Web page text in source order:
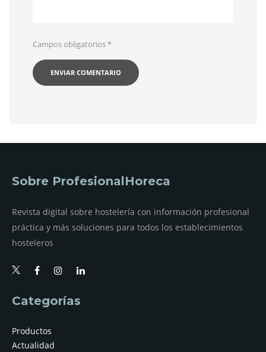
Campos obligatorios*
Sobre ProfesionalHoreca
Revista digital sobre hostelería con información profesional
práctica y más soluciones para todos los establecimientos
hosteleros
Categorías
Productos
Actualidad